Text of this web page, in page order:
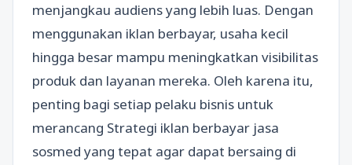
menjangkau audiens yang lebih luas. Dengan
menggunakan iklan berbayar, usaha kecil
hingga besar mampu meningkatkan visibilitas
produk dan layanan mereka. Oleh karena itu,
penting bagi setiap pelaku bisnis untuk
merancang Strategi iklan berbayar jasa
sosmed yang tepat agar dapat bersaing di